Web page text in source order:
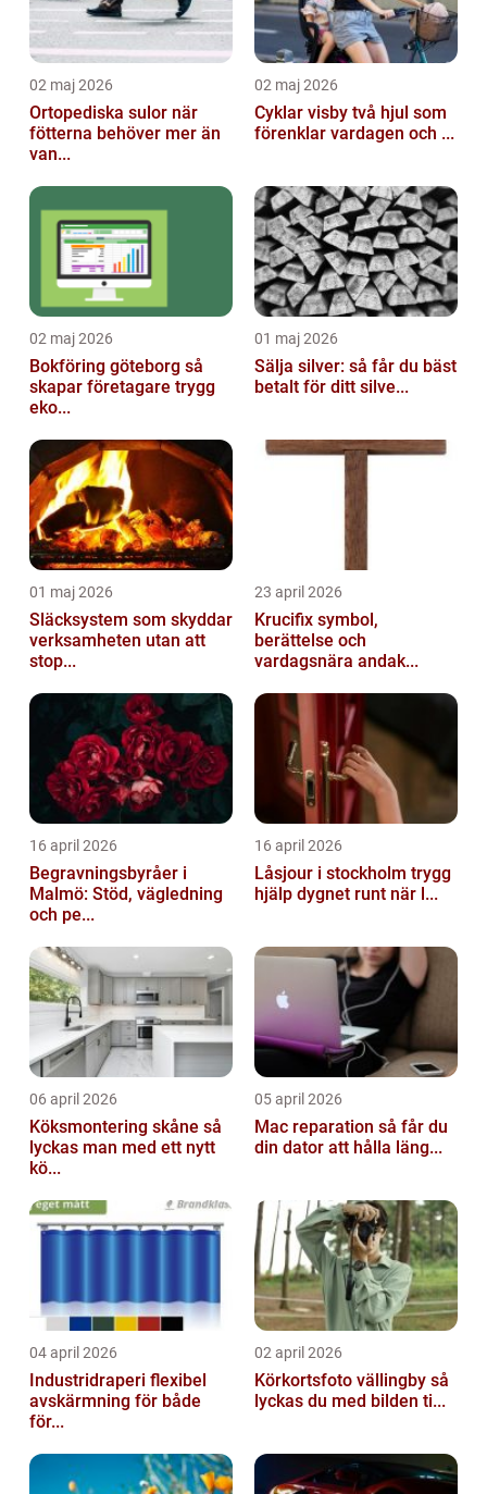
02 maj 2026
Ortopediska sulor när
fötterna behöver mer än
van...
02 maj 2026
Cyklar visby två hjul som
förenklar vardagen och ...
02 maj 2026
Bokföring göteborg så
skapar företagare trygg
eko...
01 maj 2026
Sälja silver: så får du bäst
betalt för ditt silve...
01 maj 2026
Släcksystem som skyddar
verksamheten utan att
stop...
23 april 2026
Krucifix symbol,
berättelse och
vardagsnära andak...
16 april 2026
Begravningsbyråer i
Malmö: Stöd, vägledning
och pe...
16 april 2026
Låsjour i stockholm trygg
hjälp dygnet runt när l...
06 april 2026
Köksmontering skåne så
lyckas man med ett nytt
kö...
05 april 2026
Mac reparation så får du
din dator att hålla läng...
04 april 2026
Industridraperi flexibel
avskärmning för både
för...
02 april 2026
Körkortsfoto vällingby så
lyckas du med bilden ti...